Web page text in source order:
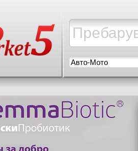
Авто-Мото